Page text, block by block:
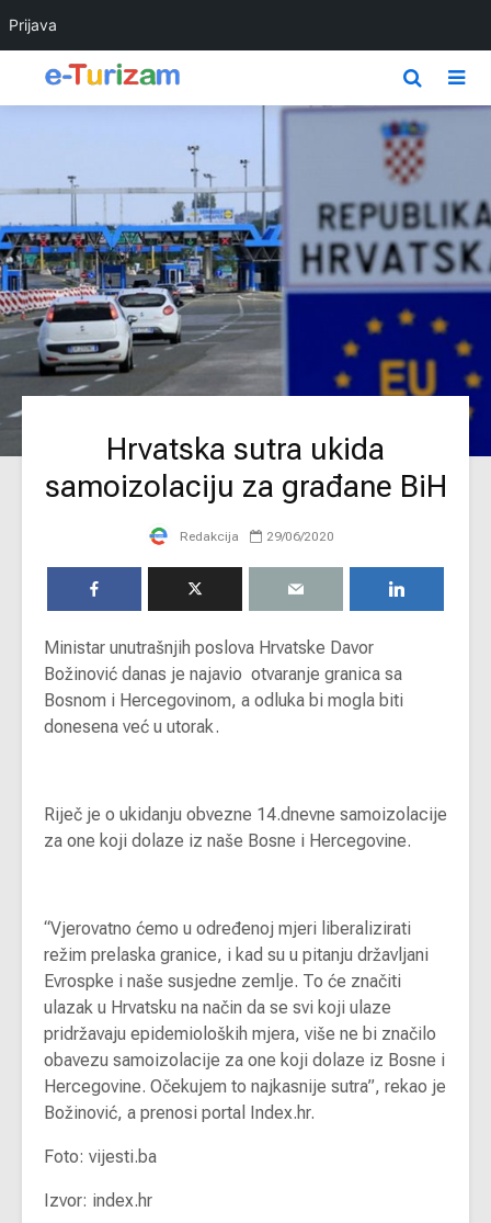
Prijava
Hrvatska sutra ukida
samoizolaciju za građane BiH
Redakcija 29/06/2020
Ministar unutrašnjih poslova Hrvatske Davor
Božinović danas je najavio otvaranje granica sa
Bosnom i Hercegovinom, a odluka bi mogla biti
donesena već u utorak.
Riječ je o ukidanju obvezne 14.dnevne samoizolacije
za one koji dolaze iz naše Bosne i Hercegovine.
“Vjerovatno ćemo u određenoj mjeri liberalizirati
režim prelaska granice, i kad su u pitanju državljani
Evrospke i naše susjedne zemlje. To će značiti
ulazak u Hrvatsku na način da se svi koji ulaze
pridržavaju epidemioloških mjera, više ne bi značilo
obavezu samoizolacije za one koji dolaze iz Bosne i
Hercegovine. Očekujem to najkasnije sutra”, rekao je
Božinović, a prenosi portal Index.hr.
Foto: vijesti.ba
Izvor: index.hr